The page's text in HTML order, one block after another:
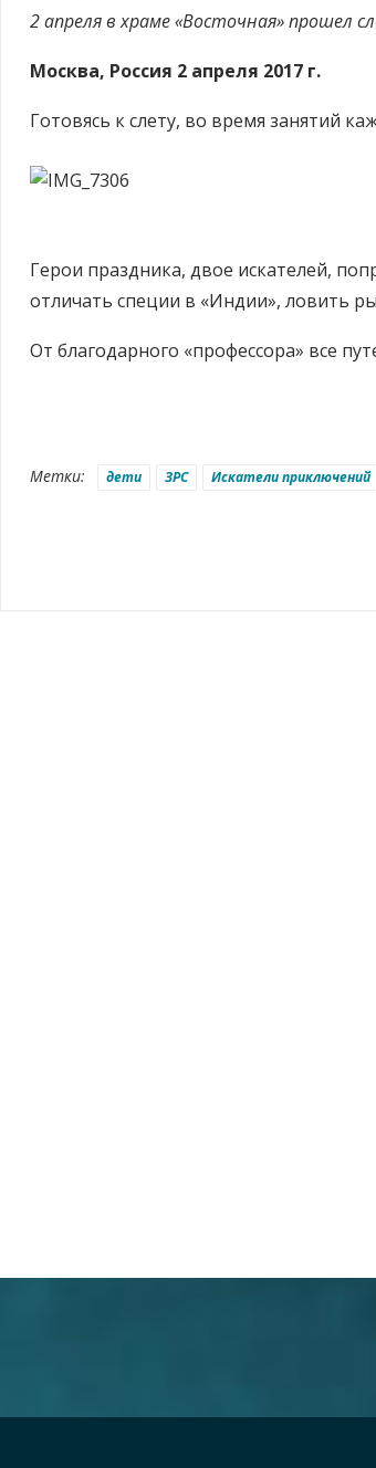
2 апреля в храме «Восточная» прошел
Москва, Россия 2 апреля 2017 г.
Готовясь к слету, во время занятий
Герои праздника, двое искателей,
отличать специи в «Индии», ловить
От благодарного «профессора» все
Метки: дети ЗРС Искатели приключений